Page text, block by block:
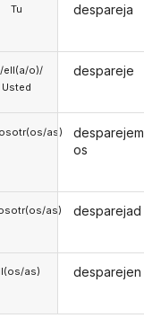
Tu
ell(a/o)/
Usted
as)
as)
as)
despareja
despareje
desparejem
os
desparejad
desparejen